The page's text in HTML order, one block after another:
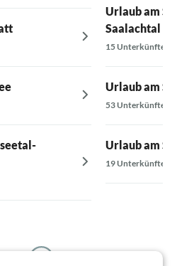
Urlaub am
Saalachtal
15 Unterkünfte
Urlaub am
53 Unterkünfte
Urlaub am
19 Unterkünfte